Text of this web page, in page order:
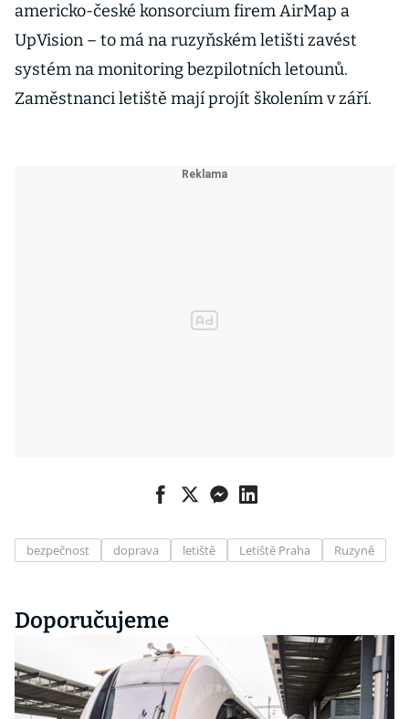
americko-české konsorcium firem AirMap a
UpVision – to má na ruzyňském letišti zavést
systém na monitoring bezpilotních letounů.
Zaměstnanci letiště mají projít školením v září.
bezpečnost doprava letiště Letiště Praha Ruzyně
Doporučujeme